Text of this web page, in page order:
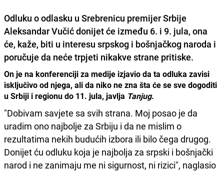
Odluku o odlasku u Srebrenicu premijer Srbije
Aleksandar Vučićdonijet će između 6. i 9. jula, ona
će, kaže, biti u interesu srpskog i bošnjačkog naroda i
poručuje da neće trpjeti nikakve strane pritiske.
On je na konferenciji za medije izjavio da ta odluka zavisi
isključivo od njega, ali da niko ne zna šta će se sve dogoditi
u Srbiji i regionu do 11. jula, javlja Tanjug.
"Dobivam savjete sa svih strana. Moj posao je da
uradim ono najbolje za Srbiju i da ne mislim o
rezultatima nekih budućih izbora ili bilo čega drugog.
Donijet ću odluku koja je najbolja za srpski i bošnjački
narod i ne zanimaju me ni sigurnost, ni rizici", naglasio